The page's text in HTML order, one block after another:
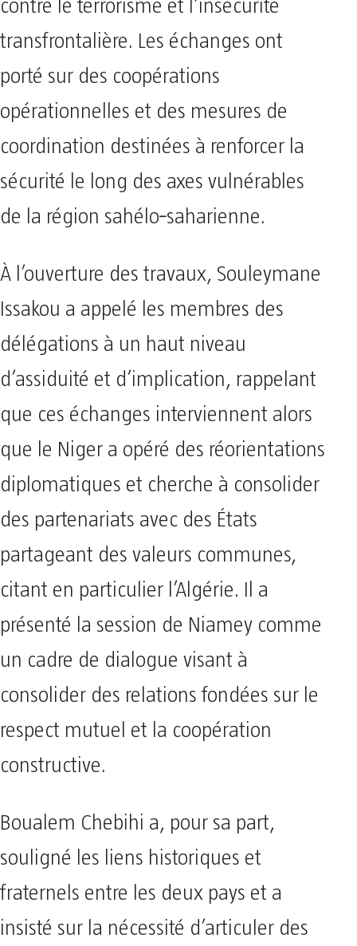
contre le terrorisme et l’insécurité
transfrontalière. Les échanges ont
porté sur des coopérations
opérationnelles et des mesures de
coordination destinées à renforcer la
sécurité le long des axes vulnérables
de la région sahélo‑saharienne.
À l’ouverture des travaux, Souleymane
Issakou a appelé les membres des
délégations à un haut niveau
d’assiduité et d’implication, rappelant
que ces échanges interviennent alors
que le Niger a opéré des réorientations
diplomatiques et cherche à consolider
des partenariats avec des États
partageant des valeurs communes,
citant en particulier l’Algérie. Il a
présenté la session de Niamey comme
un cadre de dialogue visant à
consolider des relations fondées sur le
respect mutuel et la coopération
constructive.
Boualem Chebihi a, pour sa part,
souligné les liens historiques et
fraternels entre les deux pays et a
insisté sur la nécessité d’articuler des